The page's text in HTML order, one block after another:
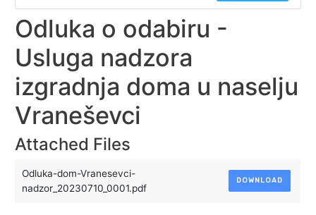
Odluka o odabiru -
Usluga nadzora
izgradnja doma u naselju
Vraneševci
Attached Files
Odluka-dom-Vranesevci-
nadzor_20230710_0001.pdf
DOWNLOAD